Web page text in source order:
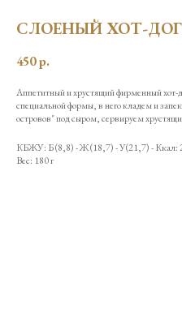
СЛОЕНЫЙ ХОТ-ДОГ
450р.
Аппетитный и хрустящий фирменный хот-
специальной формы, в него кладем и
островов" под сыром, сервируем
КБЖУ: Б (8,8) - Ж (18,7) - У(21,7) - Ккал:
Вес: 180 г